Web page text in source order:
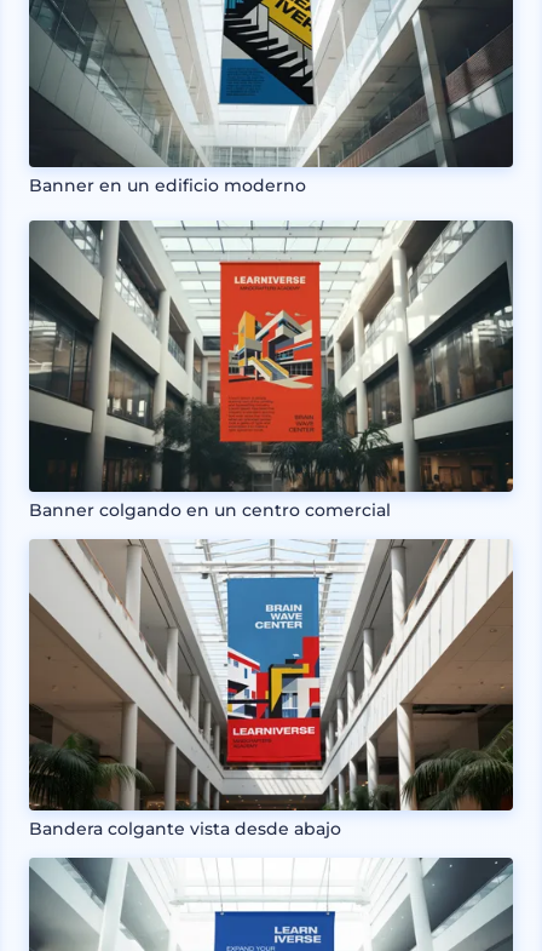
Banner en un edificio moderno
Banner colgando en un centro comercial
Bandera colgante vista desde abajo